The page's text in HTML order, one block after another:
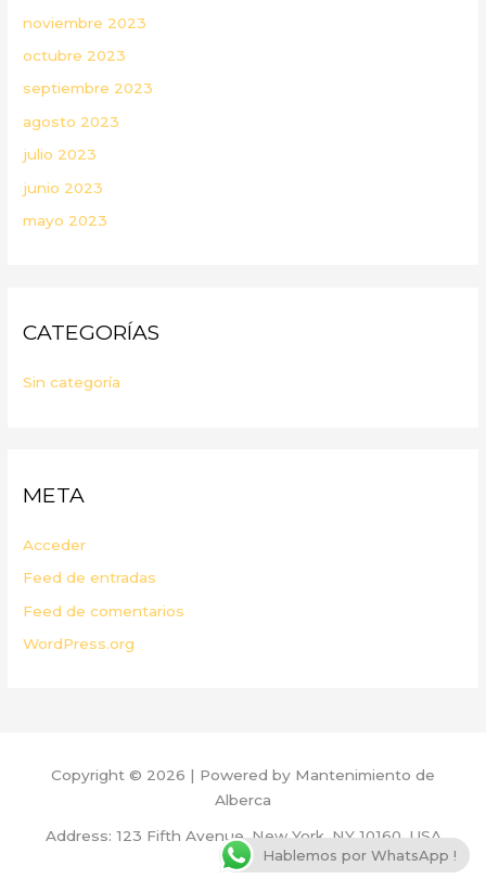
noviembre 2023
octubre 2023
septiembre 2023
agosto 2023
julio 2023
junio 2023
mayo 2023
CATEGORÍAS
Sin categoría
META
Acceder
Feed de entradas
Feed de comentarios
WordPress.org
Copyright © 2026 | Powered by Mantenimiento de
Alberca
Address: 123 Fifth Avenue, New York, NY 10160, USA
Hablemos por WhatsApp !